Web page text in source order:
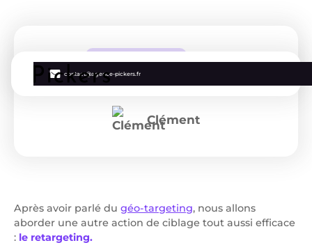
contact@agence-pickers.fr
Définition du terme "retargeting"
Clément
Après avoir parlé du géo-targeting, nous allons
aborder une autre action de ciblage tout aussi efficace
: le retargeting.